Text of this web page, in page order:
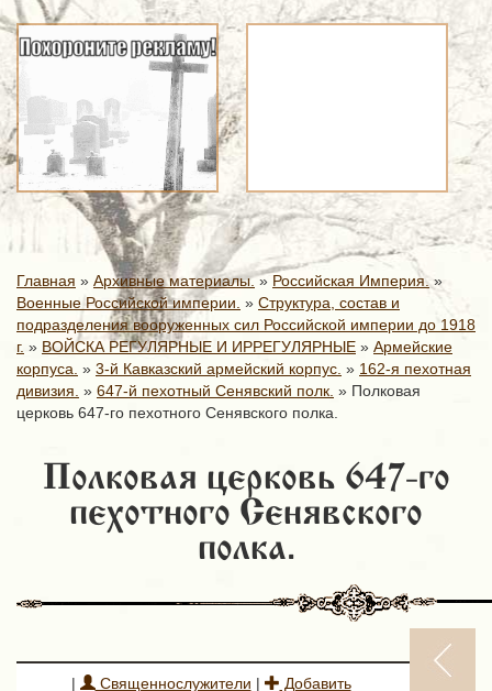
Главная » Архивные материалы.» Российская Империя. »
Военные Российской империи. » Структура, состав и
подразделения вооруженных сил Российской империи до 1918
г. » ВОЙСКА РЕГУЛЯРНЫЕ И ИРРЕГУЛЯРНЫЕ » Армейские
корпуса. » 3-й Кавказский армейский корпус. » 162-я пехотная
дивизия. » 647-й пехотный Сенявский полк. » Полковая
церковь 647-го пехотного Сенявского полка.
Полковая церковь 647-го
пехотного Сенявского
полка.
| Священнослужители |
Добавить